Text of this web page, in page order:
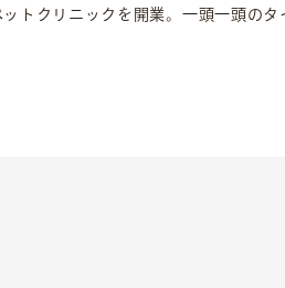
トクリニックを開業。一頭一頭の